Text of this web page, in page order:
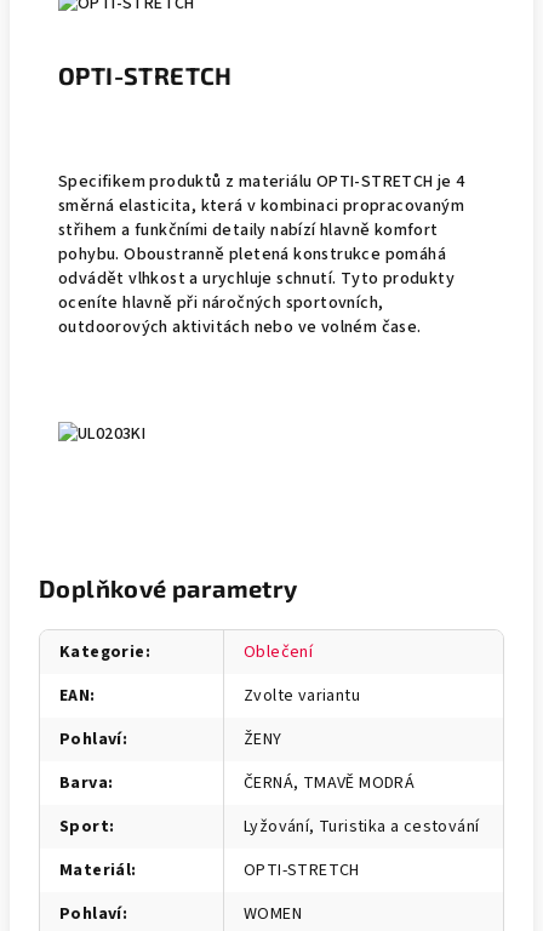
OPTI-STRETCH
Specifikem produktů z materiálu OPTI-STRETCH je 4
směrná elasticita, která v kombinaci propracovaným
střihem a funkčními detaily nabízí hlavně komfort
pohybu. Oboustranně pletená konstrukce pomáhá
odvádět vlhkost a urychluje schnutí. Tyto produkty
oceníte hlavně při náročných sportovních,
outdoorových aktivitách nebo ve volném čase.
Doplňkové parametry
Kategorie:
Oblečení
EAN:
Zvolte variantu
Pohlaví:
ŽENY
Barva:
ČERNÁ, TMAVĚ MODRÁ
Sport:
Lyžování, Turistika a cestování
Materiál:
OPTI-STRETCH
Pohlaví:
WOMEN